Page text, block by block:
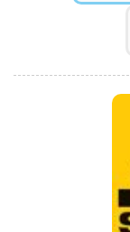
na system
postaci. Akcja
izometrycznym, a
podczas gry
istotny sposób
tworzenie
trybie kooperacji